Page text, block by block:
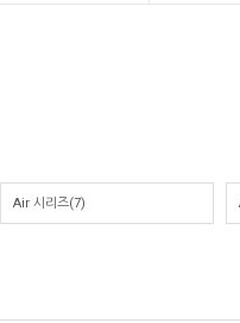
Air 시리즈(7)